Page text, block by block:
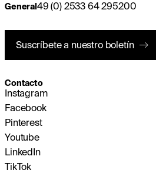
General 49 (0) 2533 64 295200
Suscríbete a nuestro boletín
Contacto
Instagram
Facebook
Pinterest
Youtube
LinkedIn
TikTok